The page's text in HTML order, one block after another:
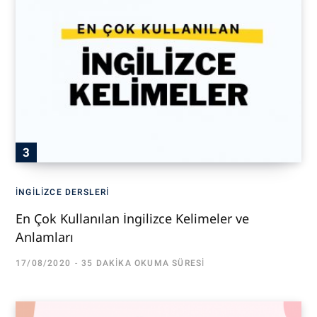
İNGILIZCE DERSLERI
En Çok Kullanılan İngilizce Kelimeler ve
Anlamları
17/08/2020 35 DAKIKA OKUMA SÜRESI